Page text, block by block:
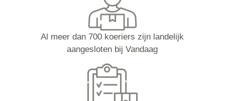
Al meer dan 700 koeriers zijn landelijk
aangesloten bij Vandaag